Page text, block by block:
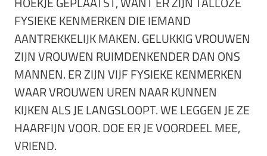
FYSIEKE KENMERKEN DIE IEMAND
AANTREKKELIJK MAKEN. GELUKKIG VROUWEN
ZIJN VROUWEN RUIMDENKENDER DAN ONS
MANNEN. ER ZIJN VIJF FYSIEKE KENMERKEN
WAAR VROUWEN UREN NAAR KUNNEN
KIJKEN ALS JE LANGSLOOPT. WE LEGGEN JE ZE
HAARFIJN VOOR. DOE ER JE VOORDEEL MEE,
VRIEND.